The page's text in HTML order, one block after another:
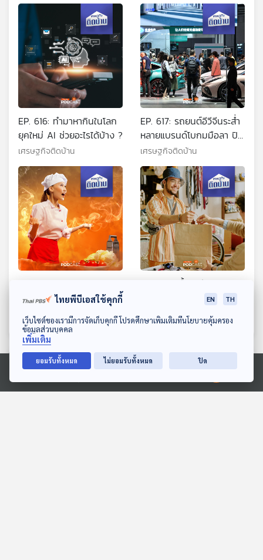
ดาวน์โหลด Thai PBS Podcast Application
Ⓒ 2020 องค์การกระจายเสียงและแพร่ภาพสาธารณะแห่งประเทศไทย
EP. 616: ทำมาหากินในโลก
ยุคใหม่ AI ช่วยอะไรได้บ้าง ?
เศรษฐกิจติดบ้าน
EP. 617: รถยนต์อีวีจีนระส่ำ
หลายแบรนด์โบกมมือลา ปิด
ตัว ทิ้งลูกค้า
เศรษฐกิจติดบ้าน
อย่างไรในวันที่ถูกต่างชาติ
เศรษฐกิจติดบ้าน
EP. 619: เบื้องหลังและความ
ลับสินค้าขายดี เพราะมีเรื่อง
เศรษฐกิจติดบ้าน
ตอนที่เกี่ยวข้อง
ไทยพีบีเอสใช้คุกกี้ EN TH
เว็บไซต์ของเรามีการจัดเก็บคุกกี้ โปรดศึกษาเพิ่มเติมที่นโยบายคุ้มครอง
ข้อมูลส่วนบุคคล
เพิ่มเติม
ยอมรับทั้งหมด ไม่ยอมรับทั้งหมด ปิด